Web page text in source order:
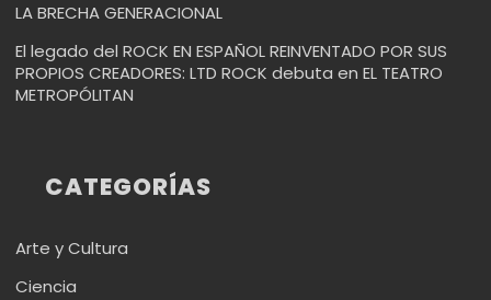
LA BRECHA GENERACIONAL
El legado del ROCK EN ESPAÑOL REINVENTADO POR SUS
PROPIOS CREADORES: LTD ROCK debuta en EL TEATRO
METROPÓLITAN
CATEGORÍAS
Arte y Cultura
Ciencia